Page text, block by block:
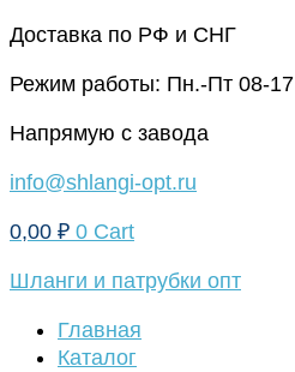
Перейти
содержимому
Доставка по РФ и СНГ
Режим работы: Пн.-Пт 08-17
Напрямую с завода
info@shlangi-opt.ru
0,00 ₽ 0 Cart
Шланги и патрубки опт
Главная
Каталог